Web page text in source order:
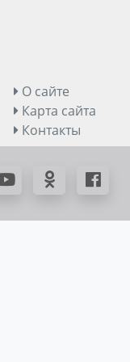
О сайте
Карта сайта
Контакты